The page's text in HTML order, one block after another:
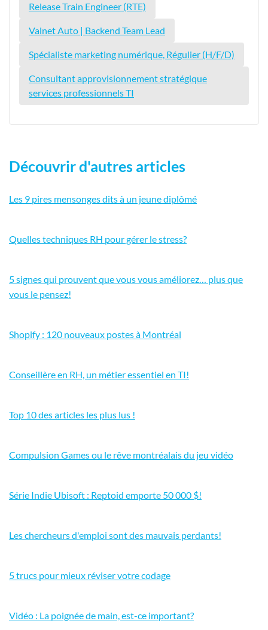
Release Train Engineer (RTE)
Valnet Auto | Backend Team Lead
Spécialiste marketing numérique, Régulier (H/F/D)
Consultant approvisionnement stratégique
services professionnels TI
Découvrir d'autres articles
Les 9 pires mensonges dits à un jeune diplômé
Quelles techniques RH pour gérer le stress?
5 signes qui prouvent que vous vous améliorez… plus que
vous le pensez!
Shopify : 120 nouveaux postes à Montréal
Conseillère en RH, un métier essentiel en TI!
Top 10 des articles les plus lus !
Compulsion Games ou le rêve montréalais du jeu vidéo
Série Indie Ubisoft : Reptoid emporte 50 000 $!
Les chercheurs d'emploi sont des mauvais perdants!
5 trucs pour mieux réviser votre codage
Vidéo : La poignée de main, est-ce important?